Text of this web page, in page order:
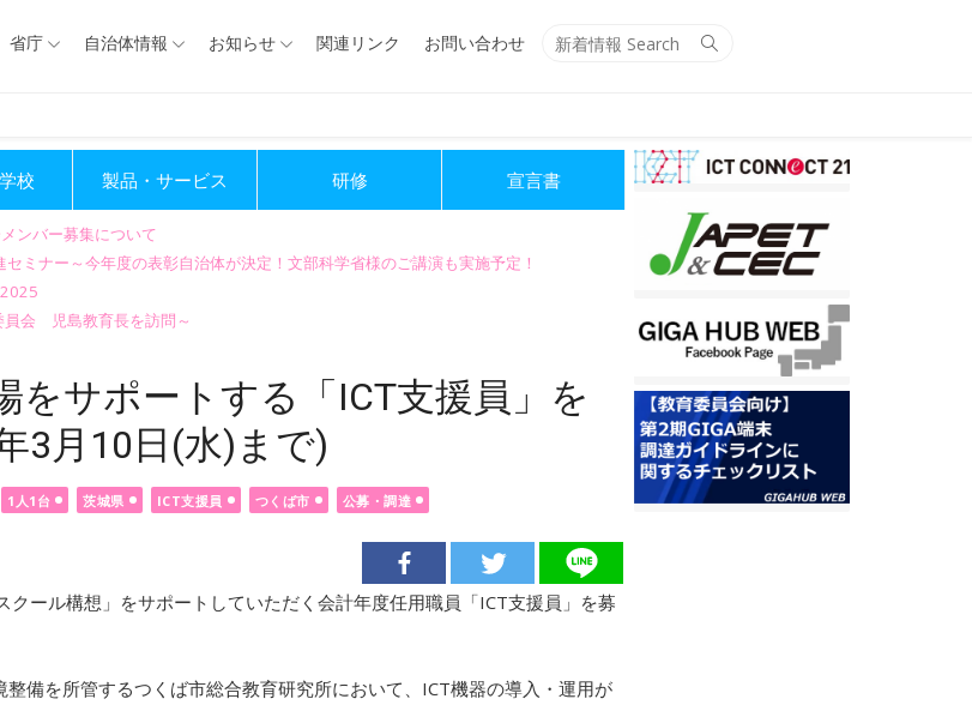
Search
省庁 自治体情報 お知らせ 関連リンク お問い合わせ
校 製品・サービス 研修 宣言書
ンバー募集について
ミナー～今年度の表彰自治体が決定！文部科学省様のご講演も実施予定！
員会 児島教育長を訪問～
サポートする「ICT支援員」を
3月10日(水)まで)
1人1台 茨城県 ICT支援員 つくば市 公募・調達
ール構想」をサポートしていただく会計年度任用職員「ICT支援員」を募
備を所管するつくば市総合教育研究所において、ICT機器の導入・運用が